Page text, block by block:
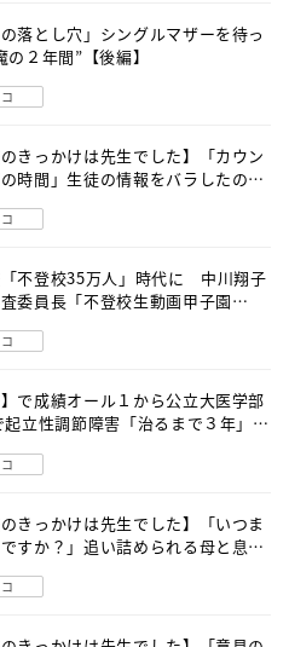
の落とし穴」シングルマザーを待っ
の２年間”【後編】
のきっかけは先生でした】「カウン
時間」生徒の情報をバラしたの
不登校35万人」時代に 中川翔子
委員長「不登校生動画甲子園
】で成績オール１から公立大医学部
起立性調節障害「治るまで３年」の
のきっかけは先生でした】「いつま
すか？」追い詰められる母と息子